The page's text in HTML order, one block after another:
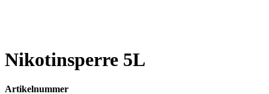
Nikotinsperre 5L
Artikelnummer